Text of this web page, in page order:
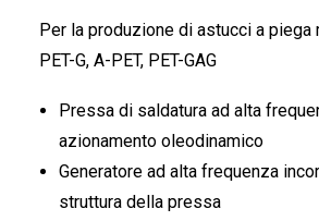
DEUTSCH
Per la produzione di astucci a piega
PET-G, A-PET, PET-GAG
Pressa di saldatura ad alta
azionamento oleodinamico
Generatore ad alta frequenza
struttura della pressa